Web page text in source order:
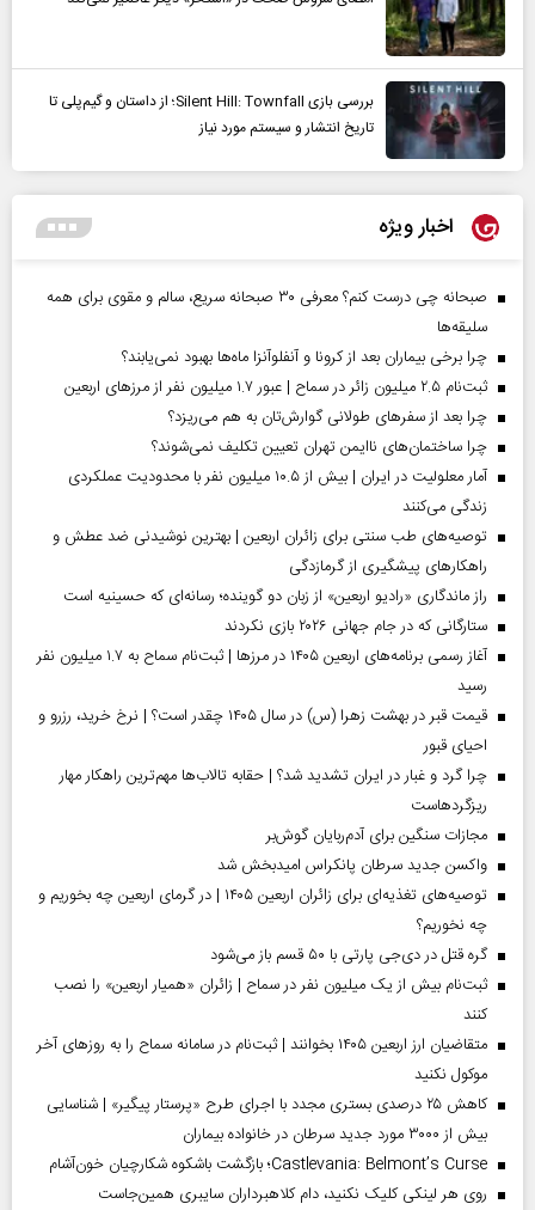
بررسی بازی Silent Hill: Townfall؛ از داستان و گیم‌پلی تا
تاریخ انتشار و سیستم مورد نیاز
اخبار ویژه
صبحانه چی درست کنم؟ معرفی ۳۰ صبحانه سریع، سالم و مقوی برای همه
سلیقه‌ها
چرا برخی بیماران بعد از کرونا و آنفلوآنزا ماه‌ها بهبود نمی‌یابند؟
ثبت‌نام ۲.۵ میلیون زائر در سماح | عبور ۱.۷ میلیون نفر از مرز‌های اربعین
چرا بعد از سفرهای طولانی گوارش‌تان به هم می‌ریزد؟
چرا ساختمان‌های ناایمن تهران تعیین تکلیف نمی‌شوند؟
آمار معلولیت در ایران | بیش از ۱۰.۵ میلیون نفر با محدودیت عملکردی
زندگی می‌کنند
توصیه‌های طب سنتی برای زائران اربعین | بهترین نوشیدنی ضد عطش و
راهکارهای پیشگیری از گرمازدگی
راز ماندگاری «رادیو اربعین» از زبان دو گوینده؛ رسانه‌ای که حسینیه است
ستارگانی که در جام جهانی ۲۰۲۶ بازی نکردند
آغاز رسمی برنامه‌های اربعین ۱۴۰۵ در مرز‌ها | ثبت‌نام سماح به ۱.۷ میلیون نفر
رسید
قیمت قبر در بهشت زهرا (س) در سال ۱۴۰۵ چقدر است؟ | نرخ خرید، رزرو و
احیای قبور
چرا گرد و غبار در ایران تشدید شد؟ | حقابه تالاب‌ها مهم‌ترین راهکار مهار
ریزگردهاست
مجازات سنگین برای آدم‌ربایان گوش‌بر
واکسن جدید سرطان پانکراس امیدبخش شد
توصیه‌های تغذیه‌ای برای زائران اربعین ۱۴۰۵ | در گرمای اربعین چه بخوریم و
چه نخوریم؟
گره قتل در دی‌جی پارتی با ۵۰ قسم باز می‌شود
ثبت‌نام بیش از یک میلیون نفر در سماح | زائران «همیار اربعین» را نصب
کنند
متقاضیان ارز اربعین ۱۴۰۵ بخوانند | ثبت‌نام در سامانه سماح را به روز‌های آخر
موکول نکنید
کاهش ۲۵ درصدی بستری مجدد با اجرای طرح «پرستار پیگیر» | شناسایی
بیش از ۳۰۰۰ مورد جدید سرطان در خانواده بیماران
Castlevania: Belmont’s Curse؛ بازگشت باشکوه شکارچیان خون‌آشام
روی هر لینکی کلیک نکنید، دام کلاهبرداران سایبری همین‌جاست